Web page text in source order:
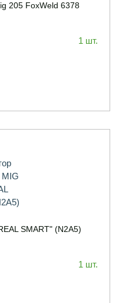
205 FoxWeld 6378
1 шт.
SMART" (N2A5)
1 шт.